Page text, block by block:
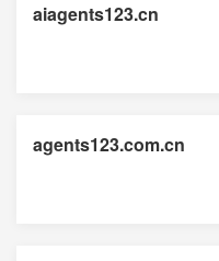
aiagents123.cn
agents123.com.cn